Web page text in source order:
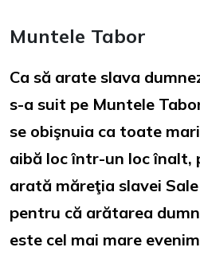
Muntele Tabor
Ca să arate slava
s-a suit pe Muntele
se obişnuia ca toate
aibă loc într-un loc înalt,
arată măreţia slavei
pentru că arătarea
este cel mai mare